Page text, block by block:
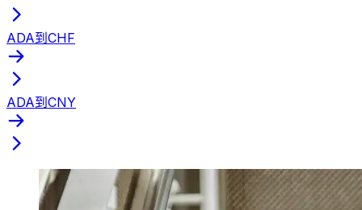
ADA到CHF
ADA到CNY